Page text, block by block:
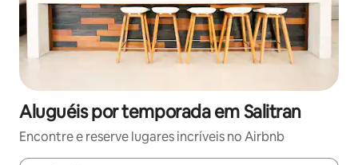
Aluguéis por temporada em Salitran
Encontre e reserve lugares incríveis no Airbnb